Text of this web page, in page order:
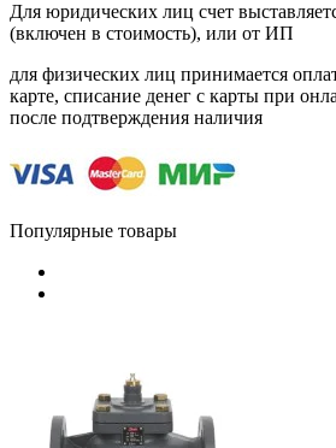
Для юридических лиц счет
(включен в стоимость), или от ИП
для физических лиц принимается
карте, списание денег с карты при
после подтверждения наличия
Популярные товары